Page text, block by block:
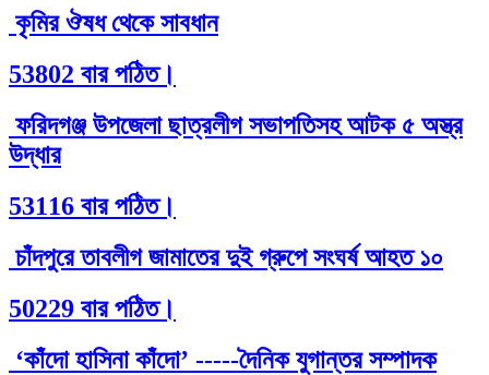
কৃমির ঔষধ থেকে সাবধান
53802 বার পঠিত।
ফরিদগঞ্জ উপজেলা ছাত্রলীগ সভাপতিসহ আটক ৫ অস্ত্র
উদ্ধার
53116 বার পঠিত।
চাঁদপুরে তাবলীগ জামাতের দুই গ্রুপে সংঘর্ষ আহত ১০
50229 বার পঠিত।
‘কাঁদো হাসিনা কাঁদো’ -----দৈনিক যুগান্তর সম্পাদক